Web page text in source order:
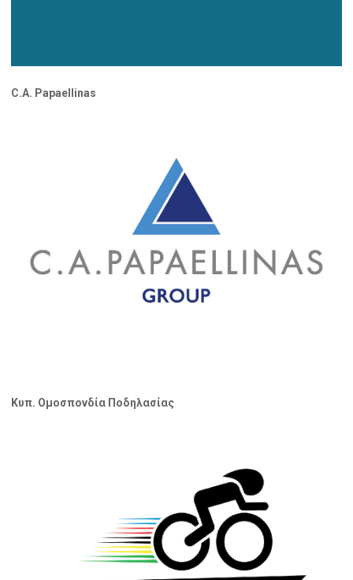
C.A. Papaellinas
Κυπ. Ομοσπονδία Ποδηλασίας